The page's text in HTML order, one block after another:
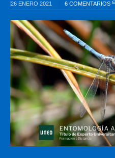
26 ENERO 2021 6 COMENTARIOS